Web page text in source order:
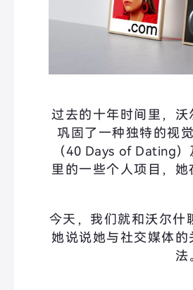
过去的十年时间里，
巩固了一种独特的视
（40 Days of Dating）
里的一些个人项目，
今天，我们就和沃尔什
她说说她与社交媒体
法